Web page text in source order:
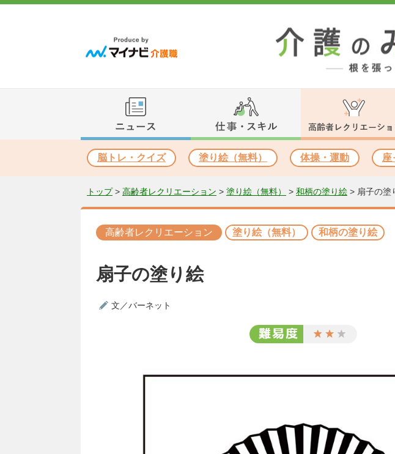
脳トレ・クイズ 塗り絵（無料） 体操・運動 座
トップ> 高齢者レクリエーション > 塗り絵（無料） > 和柄の塗り絵 > 扇子の塗
高齢者レクリエーション 塗り絵（無料） 和柄の塗り絵
扇子の塗り絵
文／バーネット